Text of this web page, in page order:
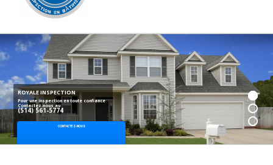
ROYALE INSPECTION
Pour une inspection en toute confiance
Contactez-nous au
(514) 561-5774
CONTACTEZ-NOUS